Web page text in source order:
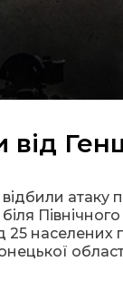
від
атаку
населених